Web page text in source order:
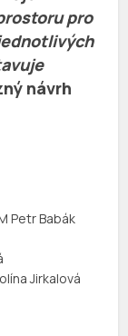
pro
návrh
Petr Babák
Jirkalová